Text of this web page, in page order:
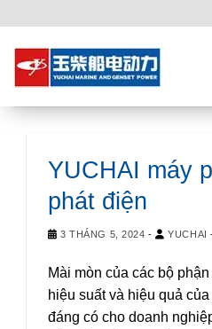
content
YUCHAI máy
phát điện
3 THÁNG 5, 2024 - YUCHAI
Mài mòn của các bộ
hiệu suất và hiệu quả
đáng có cho doanh